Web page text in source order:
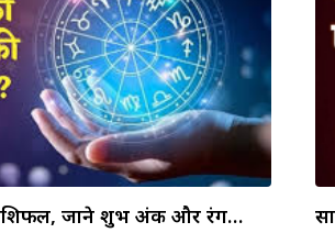
जाने शुभ अंक और रंग…